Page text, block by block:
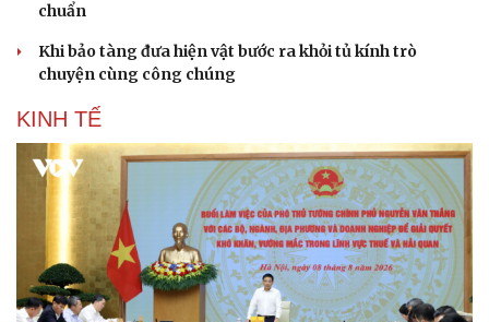
chuẩn
Khi bảo tàng đưa hiện vật bước ra khỏi tủ kính trò
chuyện cùng công chúng
KINH TẾ